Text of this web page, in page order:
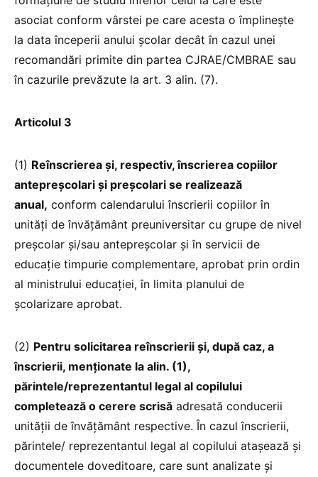
asociat conform vârstei pe care acesta o împlinește
la data începerii anului școlar decât în cazul unei
recomandări primite din partea CJRAE/CMBRAE sau
în cazurile prevăzute la art. 3 alin. (7).
Articolul 3
(1) Reînscrierea și, respectiv, înscrierea copiilor
antepreșcolari și preșcolari se realizează
anual, conform calendarului înscrierii copiilor în
unități de învățământ preuniversitar cu grupe de nivel
preșcolar și/sau antepreșcolar și în servicii de
educație timpurie complementare, aprobat prin ordin
al ministrului educației, în limita planului de
școlarizare aprobat.
(2) Pentru solicitarea reînscrierii și, după caz, a
înscrierii, menționate la alin. (1),
părintele/reprezentantul legal al copilului
completează o cerere scrisă adresată conducerii
unității de învățământ respective. În cazul înscrierii,
părintele/ reprezentantul legal al copilului atașează și
documentele doveditoare, care sunt analizate și